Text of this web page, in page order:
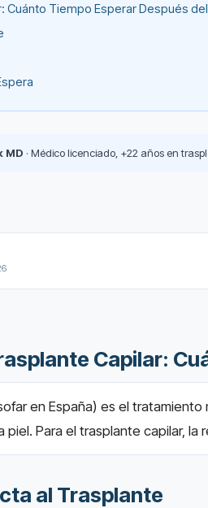
Cuánto Tiempo Esperar Después
MD · Médico licenciado, +22 años en
Capilar:
en España) es el
Para el trasplante capilar,
al Trasplante